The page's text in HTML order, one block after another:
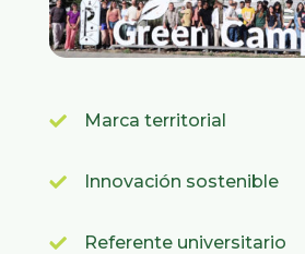
 Marca territorial
 Innovación sostenible
 Referente universitario